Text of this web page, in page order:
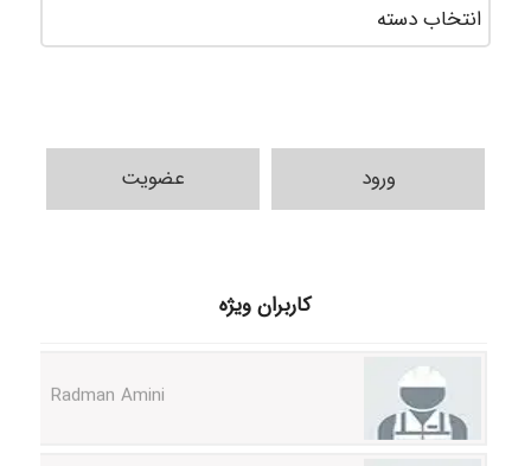
ورود عضویت
کاربران ویژه